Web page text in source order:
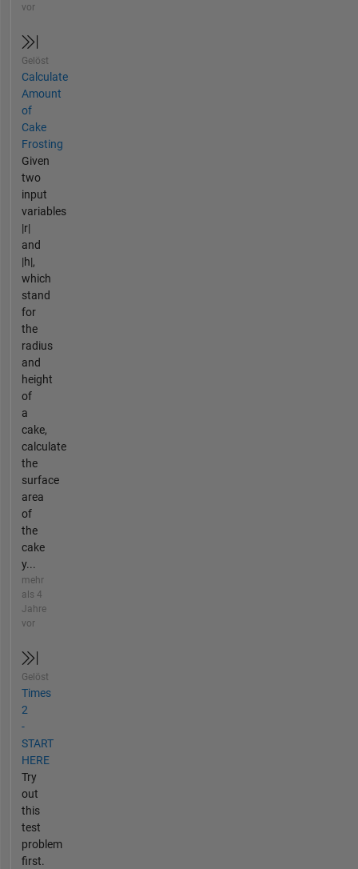
vor
Gelöst
Calculate
Amount
of
Cake
Frosting
Given
two
input
variables
|r|
and
|h|,
which
stand
for
the
radius
and
height
of
a
cake,
calculate
the
surface
area
of
the
cake
y...
mehr
als 4
Jahre
vor
Gelöst
Times
2
-
START
HERE
Try
out
this
test
problem
first.